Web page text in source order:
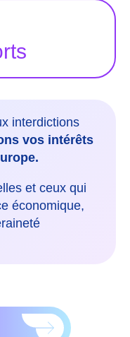
interdictions
vos intérêts
et ceux qui
économique,